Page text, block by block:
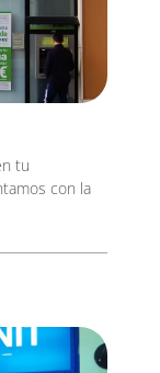
tu
con la